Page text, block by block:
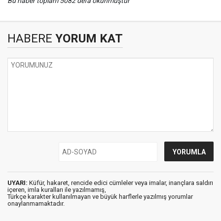
HABERE YORUM KAT
UYARI: Küfür, hakaret, rencide edici cümleler veya imalar, inançlara saldırı
içeren, imla kuralları ile yazılmamış,
Türkçe karakter kullanılmayan ve büyük harflerle yazılmış yorumlar
onaylanmamaktadır.